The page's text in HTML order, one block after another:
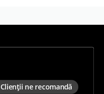
Clienții ne recomandă